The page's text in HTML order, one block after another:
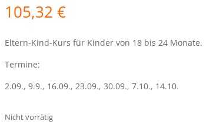
105,32 €
Eltern-Kind-Kurs für Kinder von 18 bis 24 Monate.
Termine:
2.09., 9.9., 16.09., 23.09., 30.09., 7.10., 14.10.
Nicht vorrätig